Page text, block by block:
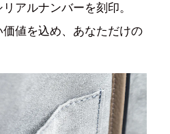
アルナンバーを刻印。
値を込め、あなただけの